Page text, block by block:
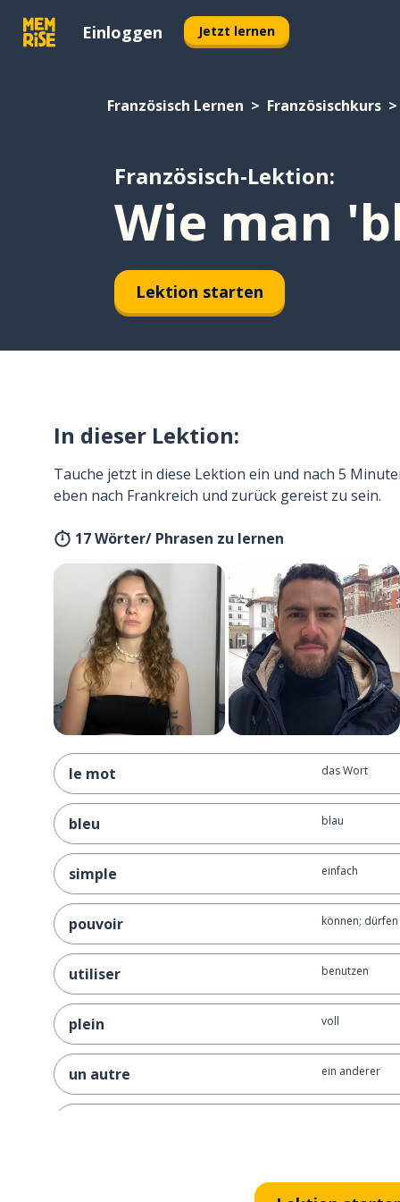
Einloggen Jetzt lernen
Französisch Lernen Französischkurs
Französisch-Lektion:
Wie man
Lektion starten
In dieser Lektion:
Tauche jetzt in diese Lektion ein und nach 5
eben nach Frankreich und zurück gereist zu sein.
17 Wörter/ Phrasen zu lernen
le mot das Wort
bleu blau
simple einfach
pouvoir können; dürfen
utiliser benutzen
plein voll
un autre ein anderer